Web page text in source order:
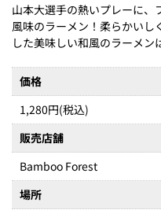
山本大選手の熱いプレーに
風味のラーメン！柔らかいし
した美味しい和風のラーメン
価格
1,280円(税込)
販売店舗
Bamboo Forest
場所